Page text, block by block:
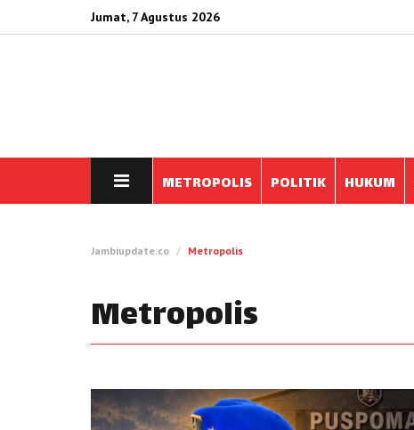
Jumat, 7 Agustus 2026
METROPOLIS POLITIK HUKUM
Jambiupdate.co Metropolis
Metropolis